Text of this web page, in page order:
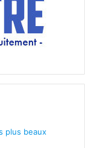
plus beaux